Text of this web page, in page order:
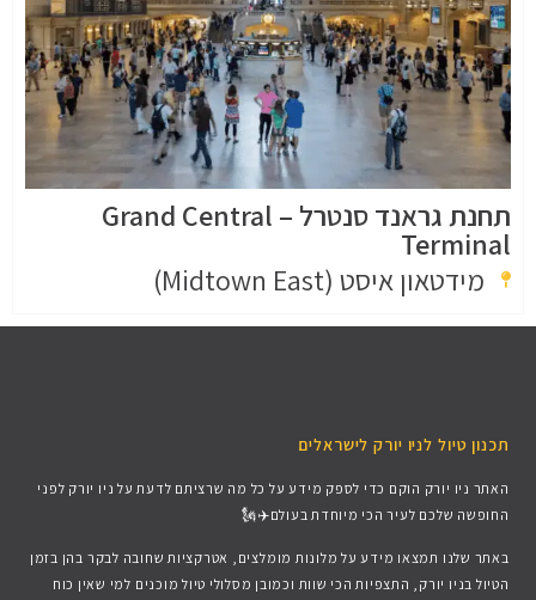
תחנת גראנד סנטרל – Grand Central
Terminal
מידטאון איסט (Midtown East)
תכנון טיול לניו יורק לישראלים
האתר ניו יורק הוקם כדי לספק מידע על כל מה שרציתם לדעת על ניו יורק לפני
החופשה שלכם לעיר הכי מיוחדת בעולם✈️🗽
באתר שלנו תמצאו מידע על מלונות מומלצים, אטרקציות שחובה לבקר בהן בזמן
הטיול בניו יורק, התצפיות הכי שוות וכמובן מסלולי טיול מוכנים למי שאין כוח